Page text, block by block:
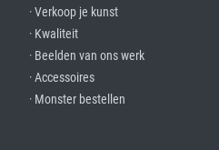
· Verkoop je kunst
· Kwaliteit
· Beelden van ons werk
· Accessoires
· Monster bestellen